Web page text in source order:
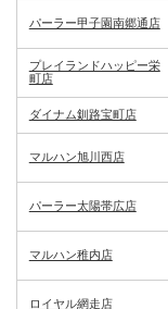
パーラー甲子園南郷通店
プレイランドハッピー栄
町店
ダイナム釧路宝町店
マルハン旭川西店
パーラー太陽帯広店
マルハン稚内店
ロイヤル網走店